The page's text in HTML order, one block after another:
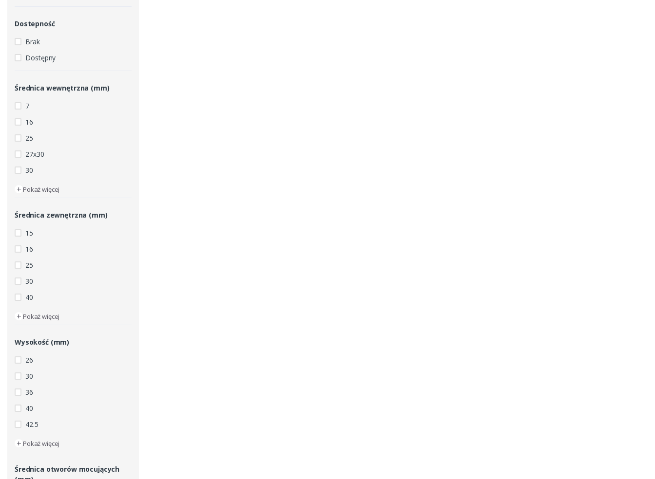
Dostepność
Brak
Dostępny
Średnica wewnętrzna (mm)
7
16
25
27x30
30
+ Pokaż więcej
Średnica zewnętrzna (mm)
15
16
25
30
40
+ Pokaż więcej
Wysokość (mm)
26
30
36
40
42.5
+ Pokaż więcej
Średnica otworów mocujących